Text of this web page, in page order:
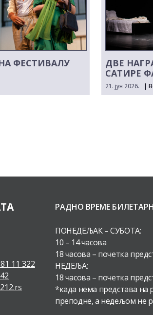
ФЕСТИВАЛУ
ДВЕ
САТИРЕ
21. јун 2026. |
11 322
РАДНО ВРЕМЕ
ПОНЕДЕЉАК – СУБОТА:
10 – 14 часова
18 часова – почетка
НЕДЕЉА:
18 часова – почетка
*када нема представа на
преподне, а недељом не